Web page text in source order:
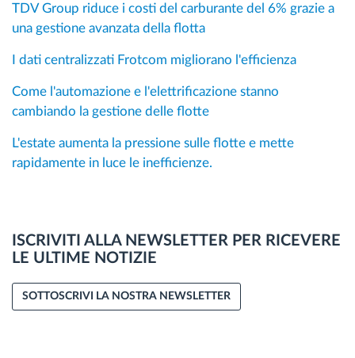
TDV Group riduce i costi del carburante del 6% grazie a
una gestione avanzata della flotta
I dati centralizzati Frotcom migliorano l'efficienza
Come l'automazione e l'elettrificazione stanno
cambiando la gestione delle flotte
L'estate aumenta la pressione sulle flotte e mette
rapidamente in luce le inefficienze.
ISCRIVITI ALLA NEWSLETTER PER RICEVERE
LE ULTIME NOTIZIE
SOTTOSCRIVI LA NOSTRA NEWSLETTER